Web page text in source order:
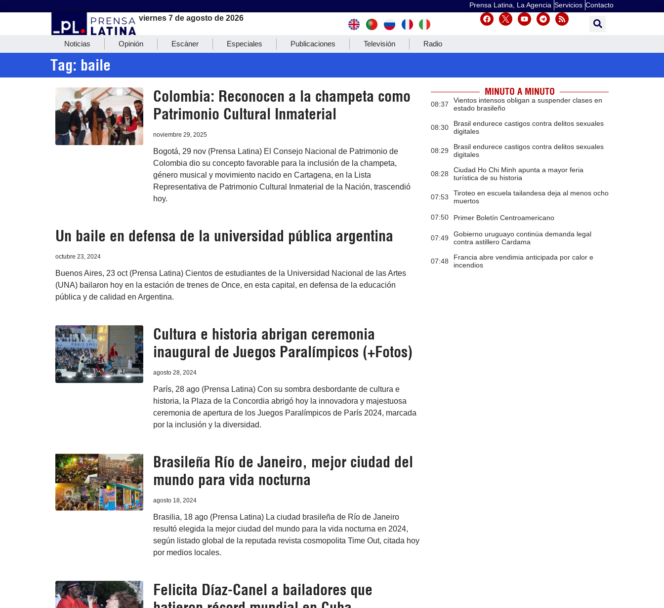
Prensa Latina, La Agencia Servicios Contacto
viernes 7 de agosto de 2026
Noticias Opinión Escáner Especiales Publicaciones Televisión Radio
Tag: baile
Colombia: Reconocen a la champeta como
Patrimonio Cultural Inmaterial
noviembre 29, 2025
Bogotá, 29 nov (Prensa Latina) El Consejo Nacional de Patrimonio de
Colombia dio su concepto favorable para la inclusión de la champeta,
género musical y movimiento nacido en Cartagena, en la Lista
Representativa de Patrimonio Cultural Inmaterial de la Nación, trascendió
hoy.
Un baile en defensa de la universidad pública argentina
octubre 23, 2024
Buenos Aires, 23 oct (Prensa Latina) Cientos de estudiantes de la Universidad Nacional de las Artes
(UNA) bailaron hoy en la estación de trenes de Once, en esta capital, en defensa de la educación
pública y de calidad en Argentina.
Cultura e historia abrigan ceremonia
inaugural de Juegos Paralímpicos (+Fotos)
agosto 28, 2024
París, 28 ago (Prensa Latina) Con su sombra desbordante de cultura e
historia, la Plaza de la Concordia abrigó hoy la innovadora y majestuosa
ceremonia de apertura de los Juegos Paralímpicos de París 2024, marcada
por la inclusión y la diversidad.
Brasileña Río de Janeiro, mejor ciudad del
mundo para vida nocturna
agosto 18, 2024
Brasilia, 18 ago (Prensa Latina) La ciudad brasileña de Río de Janeiro
resultó elegida la mejor ciudad del mundo para la vida nocturna en 2024,
según listado global de la reputada revista cosmopolita Time Out, citada hoy
por medios locales.
Felicita Díaz-Canel a bailadores que
MINUTO A MINUTO
08:37
Vientos intensos obligan a suspender clases en
estado brasileño
08:30
Brasil endurece castigos contra delitos sexuales
digitales
08:29
Brasil endurece castigos contra delitos sexuales
digitales
08:28
Ciudad Ho Chi Minh apunta a mayor feria
turística de su historia
07:53
Tiroteo en escuela tailandesa deja al menos ocho
muertos
07:50 Primer Boletín Centroamericano
07:49
Gobierno uruguayo continúa demanda legal
contra astillero Cardama
07:48
Francia abre vendimia anticipada por calor e
incendios